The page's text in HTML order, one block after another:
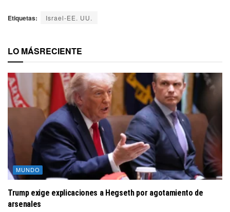
Etiquetas: Israel-EE. UU.
LO MÁSRECIENTE
MUNDO
Trump exige explicaciones a Hegseth por agotamiento de
arsenales